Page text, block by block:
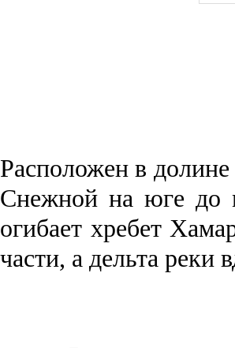
Рас­положен в
Снежной на юге до
огибает хребет
части, а дельта реки